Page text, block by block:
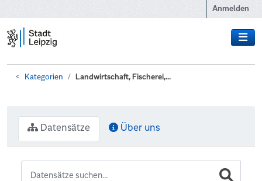
Anmelden
Kategorien Landwirtschaft, Fischerei,...
Datensätze Über uns